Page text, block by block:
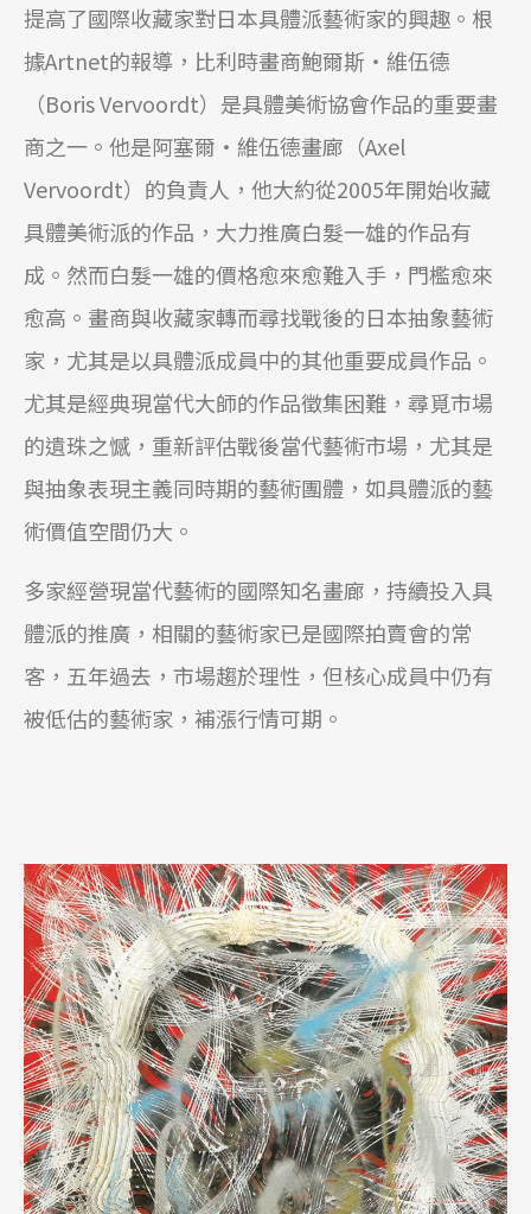
提高了國際收藏家對日本具體派藝術家的興趣。根
據Artnet的報導，比利時畫商鮑爾斯‧維伍德
（Boris Vervoordt）是具體美術協會作品的重要畫
商之一。他是阿塞爾‧維伍德畫廊（Axel
Vervoordt）的負責人，他大約從2005年開始收藏
具體美術派的作品，大力推廣白髮一雄的作品有
成。然而白髮一雄的價格愈來愈難入手，門檻愈來
愈高。畫商與收藏家轉而尋找戰後的日本抽象藝術
家，尤其是以具體派成員中的其他重要成員作品。
尤其是經典現當代大師的作品徵集困難，尋覓市場
的遺珠之憾，重新評估戰後當代藝術市場，尤其是
與抽象表現主義同時期的藝術團體，如具體派的藝
術價值空間仍大。
多家經營現當代藝術的國際知名畫廊，持續投入具
體派的推廣，相關的藝術家已是國際拍賣會的常
客，五年過去，市場趨於理性，但核心成員中仍有
被低估的藝術家，補漲行情可期。